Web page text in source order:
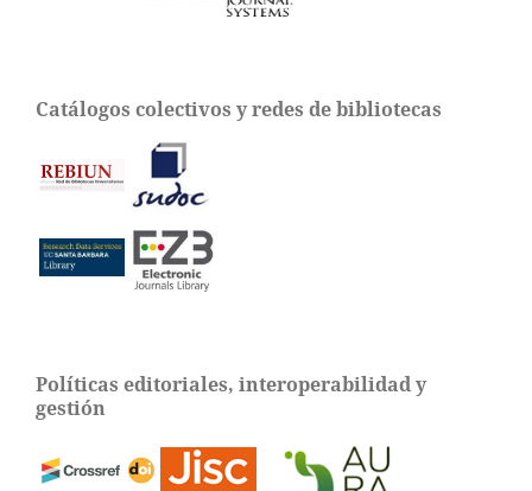
Catálogos colectivos y redes de bibliotecas
Políticas editoriales, interoperabilidad y
gestión